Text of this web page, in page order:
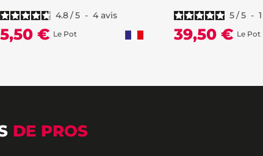
4.8/5 - 4 avis
5,50 € Le Pot
5/5 - 1
39,50 € Le Pot
DE PROS